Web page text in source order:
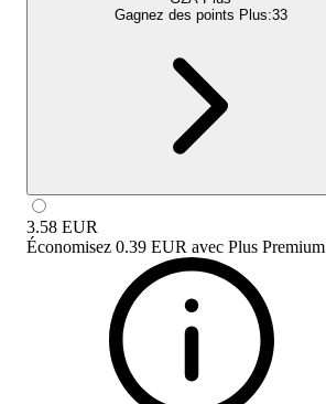
Gagnez des points Plus:33
3.58 EUR
Économisez 0.39 EUR avec Plus Premium